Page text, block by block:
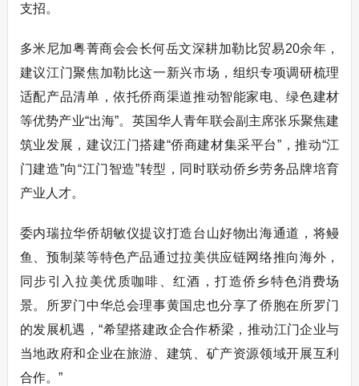
支招。
多米尼加粤菁商会会长何岳文深耕加勒比贸易20余年，
建议江门聚焦加勒比这一新兴市场，组织专项调研梳理
适配产品清单，依托侨商渠道推动智能家电、绿色建材
等优势产业“出海”。英国华人青年联会副主席张乐聚焦建
筑业发展，建议江门搭建“侨商建材集采平台”，推动“江
门建造”向“江门智造”转型，同时联动侨乡劳务品牌培育
产业人才。
委内瑞拉华侨胡敏仪提议打造台山好物出海通道，将鳗
鱼、预制菜等特色产品通过拉美供应链网络推向海外，
同步引入拉美优质咖啡、红酒，打造侨乡特色消费场
景。所罗门中华总会理事黄国忠也分享了侨胞在所罗门
的发展机遇，“希望搭建政企合作桥梁，推动江门企业与
当地政府和企业在旅游、建筑、矿产资源领域开展互利
合作。”